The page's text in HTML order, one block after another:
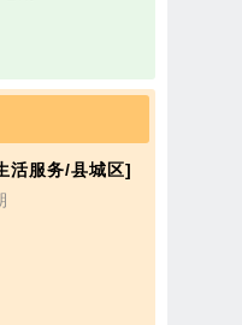
活服务/县城区]